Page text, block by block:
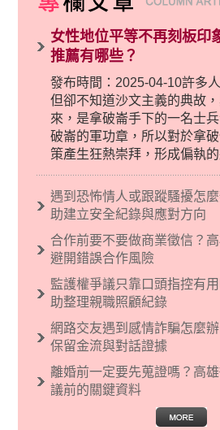
女性地位平等不再刻板印
推薦有哪些？
發布時間：2025-04-10許多
但卻不知道沙文主義的典故
來，是拿破崙手下的一名士
破崙的軍功章，所以對於拿
策產生狂熱崇拜，形成偏執
義後來就被拿來暗指偏見和歧
義傾向的人，通常對於自己
烈的卓越感，因而瞧不起其他
現了男性沙文…
遇到恐怖情人或跟蹤騷擾怎
助建立安全紀錄與應對方向
合作前要不要做商業徵信？
避開錯誤合作風險
監護權爭議只靠口頭指控有
助整理親職照顧紀錄
網路交友遇到感情詐騙怎麼
保留金流與對話證據
離婚前一定要先蒐證嗎？高
議前的關鍵資料